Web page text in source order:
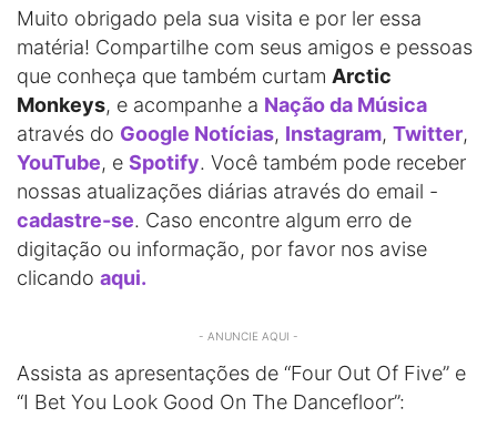
Muito obrigado pela sua visita e por ler essa
matéria! Compartilhe com seus amigos e pessoas
que conheça que também curtam Arctic
Monkeys, e acompanhe a Nação da Música
através do Google Notícias, Instagram, Twitter,
YouTube, e Spotify. Você também pode receber
nossas atualizações diárias através do email -
cadastre-se. Caso encontre algum erro de
digitação ou informação, por favor nos avise
clicando aqui.
- ANUNCIE AQUI -
Assista as apresentações de “Four Out Of Five” e
“I Bet You Look Good On The Dancefloor”: